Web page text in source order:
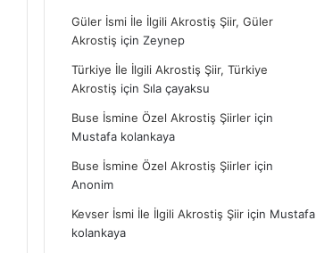
Güler İsmi İle İlgili Akrostiş Şiir, Güler
Akrostiş içinZeynep
Türkiye İle İlgili Akrostiş Şiir, Türkiye
Akrostiş için Sıla çayaksu
Buse İsmine Özel Akrostiş Şiirler için
Mustafa kolankaya
Buse İsmine Özel Akrostiş Şiirler için
Anonim
Kevser İsmi İle İlgili Akrostiş Şiir için Mustafa
kolankaya